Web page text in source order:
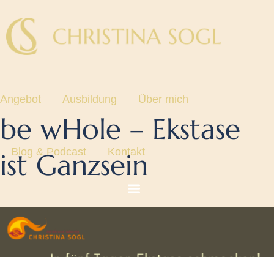
Angebot Ausbildung Über mich
Blog & Podcast Kontakt
be wHole – Ekstase
ist Ganzsein